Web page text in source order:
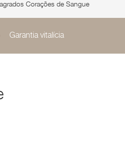
Corações de Sangue
Garantia vitalícia